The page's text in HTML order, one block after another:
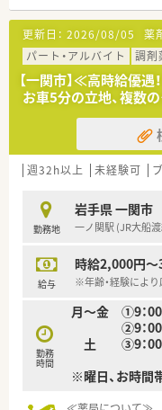
【募集背景と求め
■地域医療への貢
に温度感を高く採用
■即戦力となる経験
を幅広く歓迎して
■チームワークを大
がら業務を進めら
【法人特徴について
■東北地方を中心
■東証プライム市
安心して就業いた
■社員の定着率は
更新日： 2026/08/05 薬
パート・アルバイト
調剤
【一関市】≪高時給優
お車5分の立地、複数
週32h以上 未経験可
勤務地
岩手県 一関市
一ノ関駅 (JR大船
給与
時給2,000円
※年齢・経験によ
勤務
時間
月〜金 ①9：00
②9：00～13
土 ③9：00～
※曜日、お時間